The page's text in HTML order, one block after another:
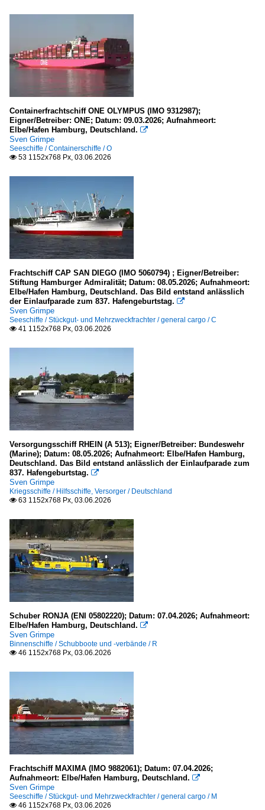
Containerfrachtschiff ONE OLYMPUS (IMO 9312987);
Eigner/Betreiber: ONE; Datum: 09.03.2026; Aufnahmeort:
Elbe/Hafen Hamburg, Deutschland. 
Sven Grimpe
Seeschiffe / Containerschiffe / O
 53 1152x768 Px, 03.06.2026
Frachtschiff CAP SAN DIEGO (IMO 5060794) ; Eigner/Betreiber:
Stiftung Hamburger Admiralität; Datum: 08.05.2026; Aufnahmeort:
Elbe/Hafen Hamburg, Deutschland. Das Bild entstand anlässlich
der Einlaufparade zum 837. Hafengeburtstag. 
Sven Grimpe
Seeschiffe / Stückgut- und Mehrzweckfrachter / general cargo / C
 41 1152x768 Px, 03.06.2026
Versorgungsschiff RHEIN (A 513); Eigner/Betreiber: Bundeswehr
(Marine); Datum: 08.05.2026; Aufnahmeort: Elbe/Hafen Hamburg,
Deutschland. Das Bild entstand anlässlich der Einlaufparade zum
837. Hafengeburtstag. 
Sven Grimpe
Kriegsschiffe / Hilfsschiffe, Versorger / Deutschland
 63 1152x768 Px, 03.06.2026
Schuber RONJA (ENI 05802220); Datum: 07.04.2026; Aufnahmeort:
Elbe/Hafen Hamburg, Deutschland. 
Sven Grimpe
Binnenschiffe / Schubboote und -verbände / R
 46 1152x768 Px, 03.06.2026
Frachtschiff MAXIMA (IMO 9882061); Datum: 07.04.2026;
Aufnahmeort: Elbe/Hafen Hamburg, Deutschland. 
Sven Grimpe
Seeschiffe / Stückgut- und Mehrzweckfrachter / general cargo / M
 46 1152x768 Px, 03.06.2026